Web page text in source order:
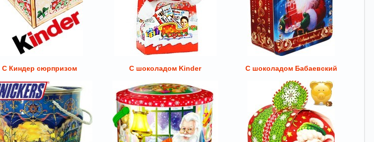
С Киндер сюрпризом С шоколадом Kinder С шоколадом Бабаевский